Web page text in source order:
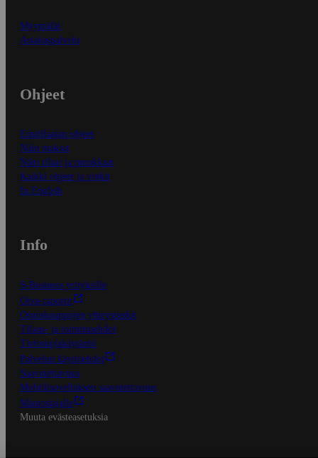
Myymälät
Asiakaspalvelu
Ohjeet
Ensitilaajan ohjeet
Näin maksat
Näin tilaat ja muokkaat
Kaikki ohjeet ja vinkit
In English
Info
S-Business yrityksille
Oiva-raportit
Osuuskauppojen yhteystiedot
Tilaus- ja toimitusehdot
Tietosuojakäytäntö
Palvelun käyttöehdot
Saavutettavuus
Mobiilisovelluksen saavutettavuus
Mainostajalle
Muuta evästeasetuksia